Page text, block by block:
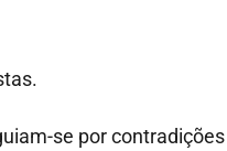
se por